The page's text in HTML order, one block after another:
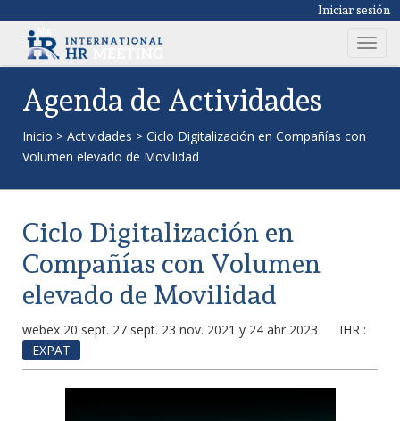
Iniciar sesión
T
o
a
Agenda de Actividades
Inicio > Actividades > Ciclo Digitalización en Compañías con
Volumen elevado de Movilidad
Ciclo Digitalización en
Compañías con Volumen
elevado de Movilidad
webex 20 sept. 27 sept. 23 nov. 2021 y 24 abr 2023
IHR :
EXPAT